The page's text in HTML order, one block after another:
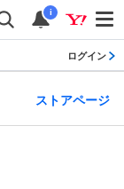
i
ログイン
ストアページ